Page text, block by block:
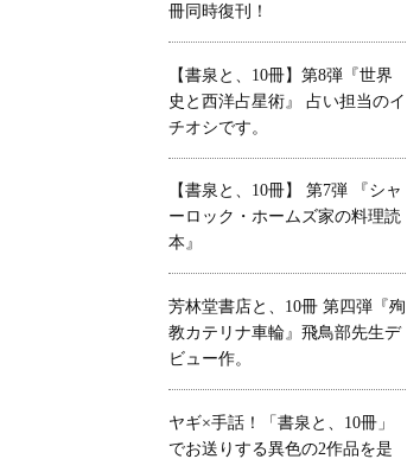
冊同時復刊！
【書泉と、10冊】第8弾『世界
史と西洋占星術』 占い担当のイ
チオシです。
【書泉と、10冊】 第7弾 『シャ
ーロック・ホームズ家の料理読
本』
芳林堂書店と、10冊 第四弾『殉
教カテリナ車輪』飛鳥部先生デ
ビュー作。
ヤギ×手話！「書泉と、10冊」
でお送りする異色の2作品を是